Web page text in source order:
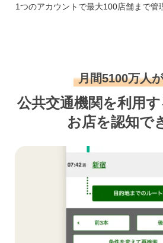
1つのアカウントで最大100店舗まで管
月間5100万人
公共交通機関を利用
お店を認知で